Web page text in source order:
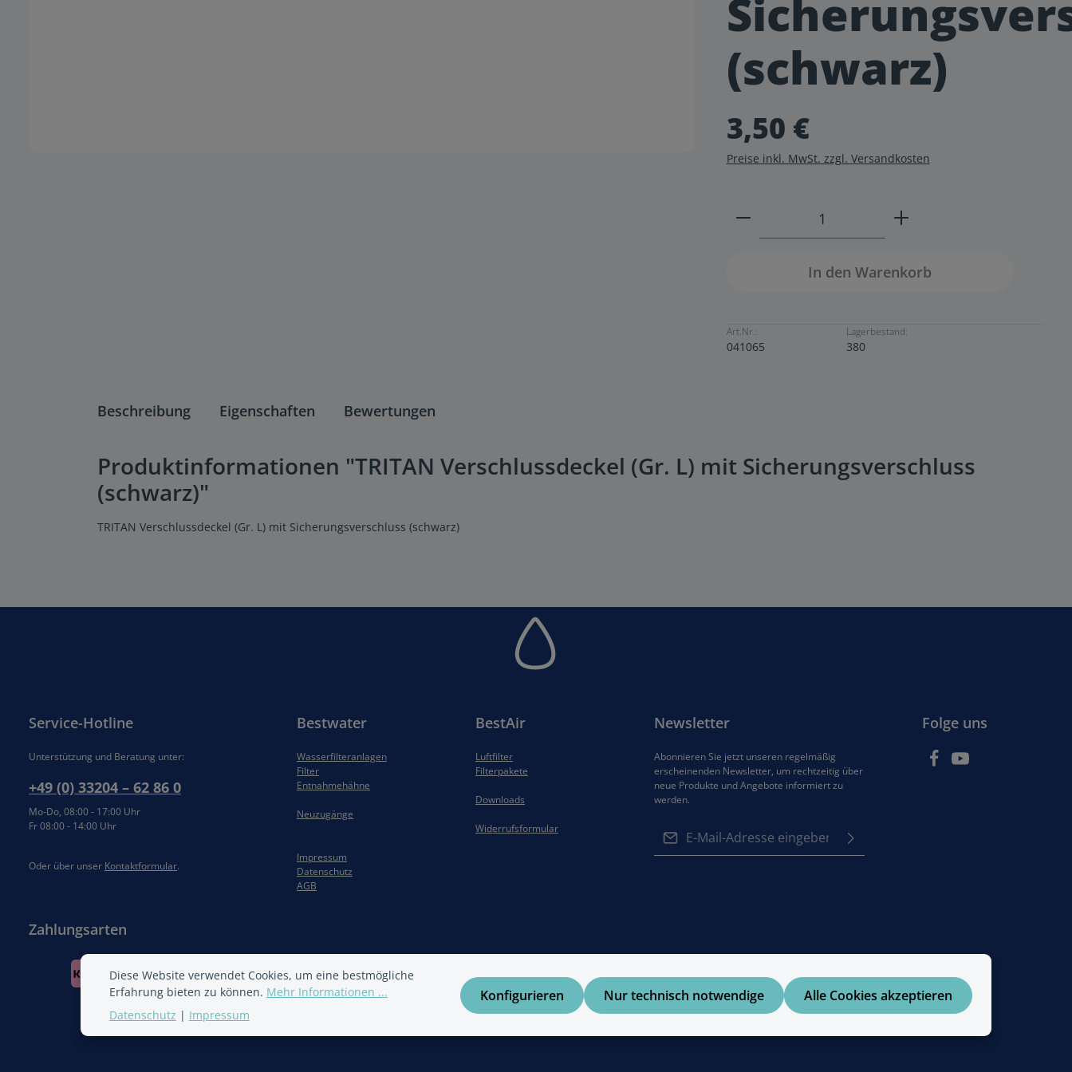
(schwarz)
3,50 €
Preise inkl. MwSt. zzgl. Versandkosten
Produkt Anzahl: Gib den
In den Warenkorb
Art.Nr.:
041065
Lagerbestand:
380
Beschreibung Eigenschaften Bewertungen
Produktinformationen "TRITAN Verschlussdeckel (Gr. L) mit Sicherungsverschluss
(schwarz)"
TRITAN Verschlussdeckel (Gr. L) mit Sicherungsverschluss (schwarz)
Service-Hotline
Unterstützung und Beratung unter:
+49 (0) 33204 – 62 86 0
Mo-Do, 08:00 - 17:00 Uhr
Fr 08:00 - 14:00 Uhr
Oder über unser Kontaktformular.
Bestwater
Wasserfilteranlagen
Filter
Entnahmehähne
Neuzugänge
Impressum
Datenschutz
AGB
BestAir
Luftfilter
Filterpakete
Downloads
Widerrufsformular
Newsletter
Abonnieren Sie jetzt unseren regelmäßig
erscheinenden Newsletter, um rechtzeitig über
neue Produkte und Angebote informiert zu
werden.
Folge uns
Zahlungsarten
Diese Website verwendet Cookies, um eine bestmögliche
Erfahrung bieten zu können. Mehr Informationen ...
Datenschutz | Impressum
Nur technisch notwendige
Konfigurieren Alle Cookies akzeptieren